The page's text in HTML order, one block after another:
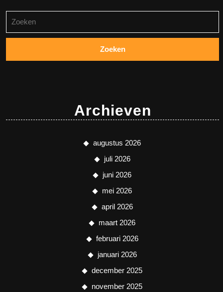
naar:
Archieven
augustus 2026
juli 2026
juni 2026
mei 2026
april 2026
maart 2026
februari 2026
januari 2026
december 2025
november 2025